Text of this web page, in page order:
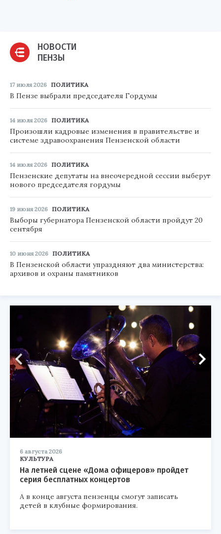
НОВОСТИ
ПЕНЗЫ
17 июля 2026 ПОЛИТИКА
В Пензе выбрали председателя Гордумы
14 июля 2026 ПОЛИТИКА
Произошли кадровые изменения в правительстве и
системе здравоохранения Пензенской области
14 июля 2026 ПОЛИТИКА
Пензенские депутаты на внеочередной сессии выберут
нового председателя гордумы
19 июня 2026 ПОЛИТИКА
Выборы губернатора Пензенской области пройдут 20
сентября
10 июня 2026 ПОЛИТИКА
В Пензенской области упраздняют два министерства:
архивов и охраны памятников
6 августа 2026
КУЛЬТУРА
На летней сцене «Дома офицеров» пройдет
серия бесплатных концертов
А в конце августа пензенцы смогут записать
детей в клубные формирования.